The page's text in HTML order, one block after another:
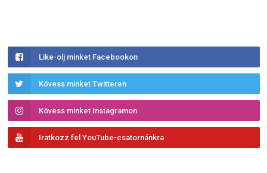
Like-olj minket Facebookon
Kövess minket Twitteren
Kövess minket Instagramon
Iratkozz fel YouTube-csatornánkra